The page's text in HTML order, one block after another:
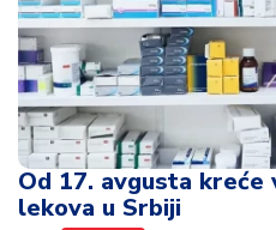
15:24 Tema dana